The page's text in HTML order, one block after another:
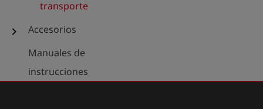
transporte
chevron_right
Accesorios
Manuales de
instrucciones